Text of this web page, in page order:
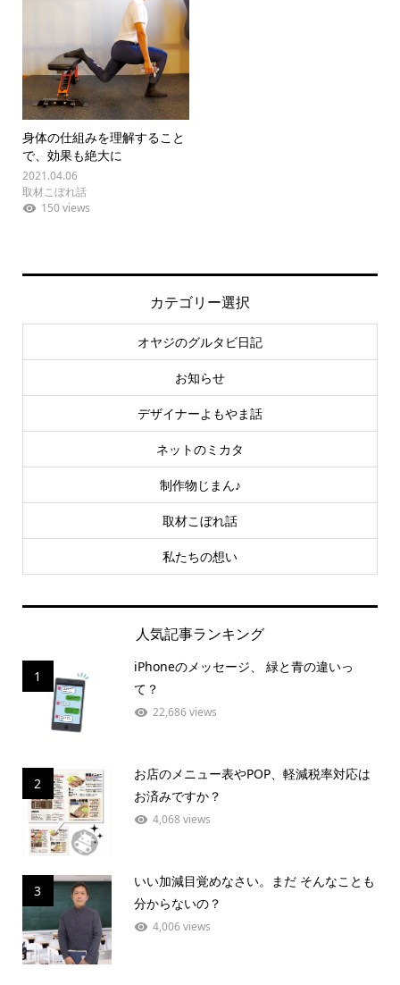
身体の仕組みを理解すること
で、効果も絶大に
2021.04.06
取材こぼれ話
150 views
カテゴリー選択
オヤジのグルタビ日記
お知らせ
デザイナーよもやま話
ネットのミカタ
制作物じまん♪
取材こぼれ話
私たちの想い
人気記事ランキング
1
iPhoneのメッセージ、 緑と青の違いっ
て？
22,686 views
2
お店のメニュー表やPOP、軽減税率対応は
お済みですか？
4,068 views
3
いい加減目覚めなさい。まだ そんなことも
分からないの？
4,006 views